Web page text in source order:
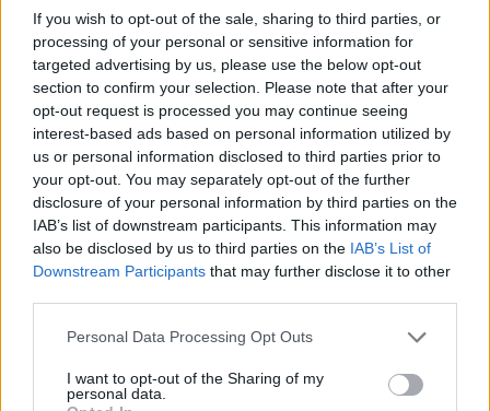
If you wish to opt-out of the sale, sharing to third parties, or
processing of your personal or sensitive information for
targeted advertising by us, please use the below opt-out
section to confirm your selection. Please note that after your
opt-out request is processed you may continue seeing
interest-based ads based on personal information utilized by
us or personal information disclosed to third parties prior to
your opt-out. You may separately opt-out of the further
disclosure of your personal information by third parties on the
IAB’s list of downstream participants. This information may
also be disclosed by us to third parties on the IAB’s List of
Downstream Participants that may further disclose it to other
Personal Data Processing Opt Outs
I want to opt-out of the Sharing of my
personal data.
Repères visuels
Afficher la carte